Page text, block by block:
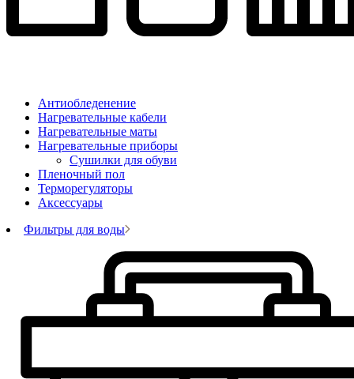
Антиобледенение
Нагревательные кабели
Нагревательные маты
Нагревательные приборы
Сушилки для обуви
Пленочный пол
Терморегуляторы
Аксессуары
Фильтры для воды